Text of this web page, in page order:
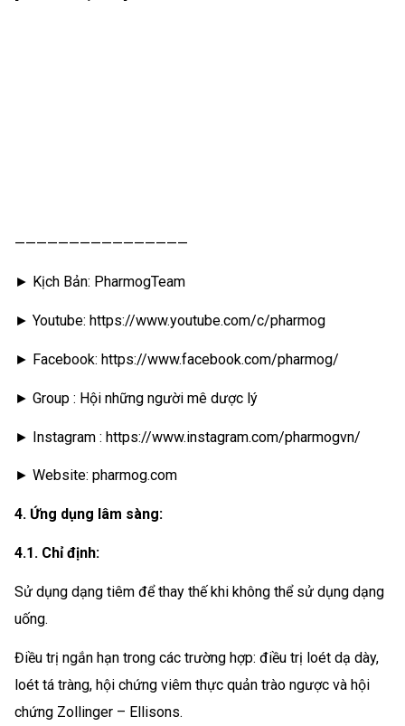
————————————————
► Kịch Bản: PharmogTeam
► Youtube: https://www.youtube.com/c/pharmog
► Facebook: https://www.facebook.com/pharmog/
► Group : Hội những người mê dược lý
► Instagram : https://www.instagram.com/pharmogvn/
► Website: pharmog.com
4. Ứng dụng lâm sàng:
4.1. Chỉ định:
Sử dụng dạng tiêm để thay thế khi không thể sử dụng dạng
uống.
Điều trị ngắn hạn trong các trường hợp: điều trị loét dạ dày,
loét tá tràng, hội chứng viêm thực quản trào ngược và hội
chứng Zollinger – Ellisons.